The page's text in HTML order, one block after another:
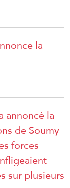
la
annoncé la
de Soumy
forces
sur plusieurs